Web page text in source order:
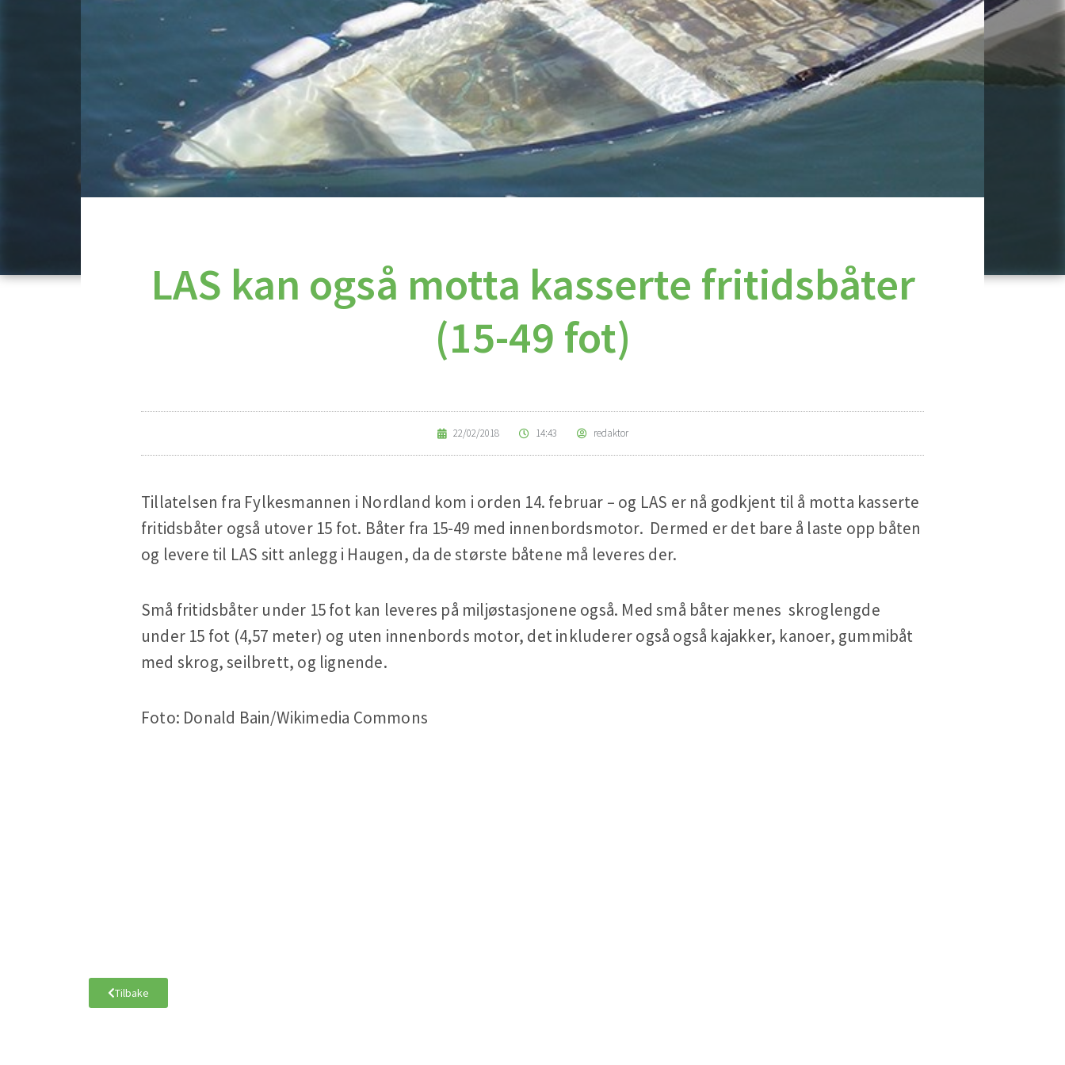
LAS kan også motta kasserte fritidsbåter
(15-49 fot)
22/02/2018 14:43 redaktor
Tillatelsen fra Fylkesmannen i Nordland kom i orden 14. februar – og LAS er nå godkjent til å motta kasserte
fritidsbåter også utover 15 fot. Båter fra 15-49 med innenbordsmotor. Dermed er det bare å laste opp båten
og levere til LAS sitt anlegg i Haugen, da de største båtene må leveres der.
Små fritidsbåter under 15 fot kan leveres på miljøstasjonene også. Med små båter menes skroglengde
under 15 fot (4,57 meter) og uten innenbords motor, det inkluderer også også kajakker, kanoer, gummibåt
med skrog, seilbrett, og lignende.
Foto: Donald Bain/Wikimedia Commons
Tilbake